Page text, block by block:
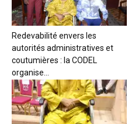
Redevabilité envers les
autorités administratives et
coutumières : la CODEL
organise...